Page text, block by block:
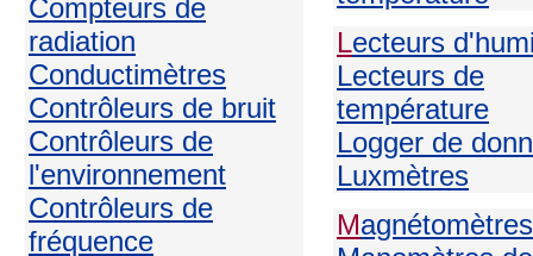
Compteurs de
radiation
Conductimètres
Contrôleurs de bruit
Contrôleurs de
l'environnement
Contrôleurs de
fréquence
Lecteurs
Lecteurs de
température
Logger de
Luxmètres
Magnétomètres